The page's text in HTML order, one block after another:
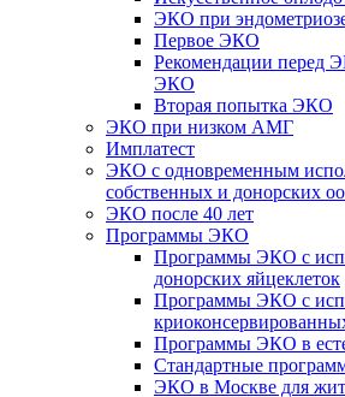
ЭКО при
Первое ЭКО
Рекомендации перед
ЭКО
Вторая попытка ЭКО
ЭКО при низком АМГ
Имплатест
ЭКО с одновременным
собственных и донорских
ЭКО после 40 лет
Программы ЭКО
Программы ЭКО с
донорских яйцеклеток
Программы ЭКО с
Программы ЭКО в
Стандартные
ЭКО в Москве для